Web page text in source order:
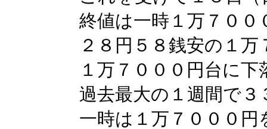
終値は一時１万７０
２８円５８銭安の１万
１万７０００円台に下
過去最大の１週間で３
一時は１万７０００